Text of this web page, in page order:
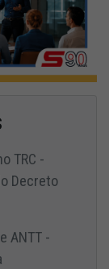
TRC -
Decreto
ANTT -